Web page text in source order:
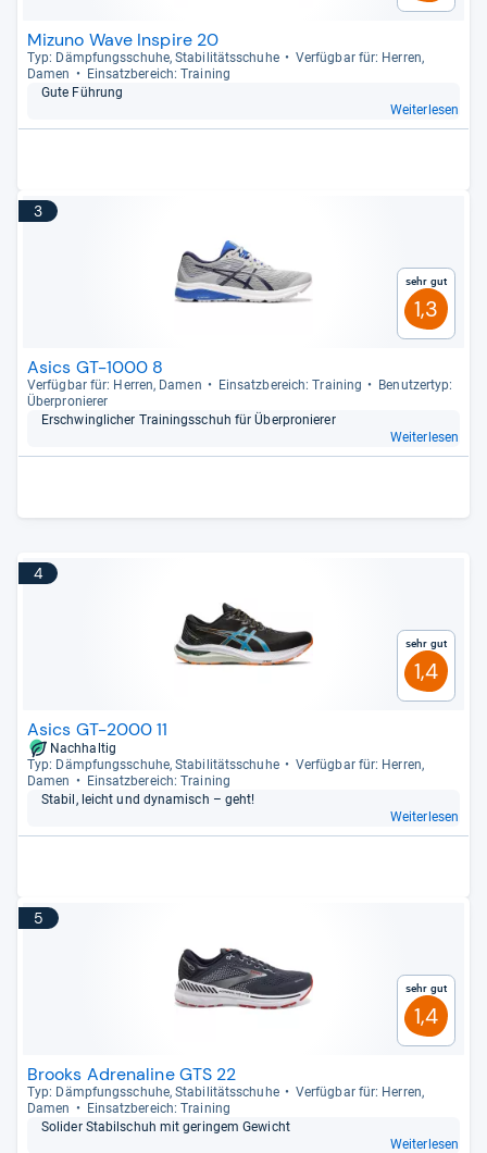
Mizuno Wave Inspire 20
Typ: Dämp­fungs­schuhe, Sta­bi­li­täts­schuhe
Ver­füg­bar für: Her­ren,
Damen
Ein­satz­be­reich: Trai­ning
Gute Füh­rung
Weiterlesen
3
Sehr gut
1,3
Asics GT-1000 8
Ver­füg­bar für: Her­ren, Damen Ein­satz­be­reich: Trai­ning
Benut­zer­typ:
Über­pro­nie­rer
Erschwing­li­cher Trai­nings­schuh für Über­pro­nie­rer
Weiterlesen
4
Sehr gut
1,4
Asics GT-2000 11
Nachhaltig
Typ: Dämp­fungs­schuhe, Sta­bi­li­täts­schuhe
Ver­füg­bar für: Her­ren,
Damen
Ein­satz­be­reich: Trai­ning
Sta­bil, leicht und dyna­misch – geht!
Weiterlesen
5
Sehr gut
1,4
Brooks Adrenaline GTS 22
Typ: Dämp­fungs­schuhe, Sta­bi­li­täts­schuhe
Ver­füg­bar für: Her­ren,
Damen
Ein­satz­be­reich: Trai­ning
Soli­der Sta­bil­schuh mit gerin­gem Gewicht
Weiterlesen